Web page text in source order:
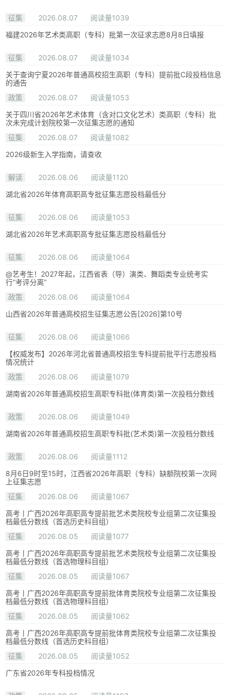
征集 2026.08.07
阅读量1039
福建2026年艺术类高职（专科）批第一次征求志愿8月8日填报
征集 2026.08.07
阅读量1034
关于查询宁夏2026年普通高校招生高职（专科）提前批C段投档信息
的通告
政策
2026.08.07
阅读量1053
关于四川省2026年艺术体育（含对口文化艺术）类高职（专科）批
次未完成计划院校第一次征集志愿的通知
征集
2026.08.07
阅读量1082
2026级新生入学指南，请查收
解读 2026.08.06
阅读量1120
湖北省2026年体育高职高专批征集志愿投档最低分
征集 2026.08.06
阅读量1053
湖北省2026年艺术高职高专批征集志愿投档最低分
征集 2026.08.06
阅读量1064
@艺考生！2027年起，江西省表（导）演类、舞蹈类专业统考实
行“考评分离”
政策
2026.08.06
阅读量1064
山西省2026年普通高校招生征集志愿公告[2026]第10号
征集 2026.08.06
阅读量1066
【权威发布】2026年河北省普通高校招生专科提前批平行志愿投档
情况统计
政策
2026.08.06
阅读量1079
湖南省2026年普通高校招生高职专科批(体育类)第一次投档分数线
政策 2026.08.06
阅读量1049
湖南省2026年普通高校招生高职专科批(艺术类)第一次投档分数线
政策 2026.08.06
阅读量1112
8月6日9时至15时，江西省2026年高职（专科）缺额院校第一次网
上征集志愿
征集
2026.08.06
阅读量1067
高考丨广西2026年高职高专提前批艺术类院校专业组第二次征集投
档最低分数线（首选历史科目组）
征集
2026.08.05
阅读量1077
高考丨广西2026年高职高专提前批艺术类院校专业组第二次征集投
档最低分数线（首选物理科目组）
征集
2026.08.05
阅读量1067
高考丨广西2026年高职高专提前批体育类院校专业组第二次征集投
档最低分数线（首选物理科目组）
征集
2026.08.05
阅读量1062
高考丨广西2026年高职高专提前批体育类院校专业组第二次征集投
档最低分数线（首选历史科目组）
征集
2026.08.05
阅读量1052
广东省2026年专科投档情况